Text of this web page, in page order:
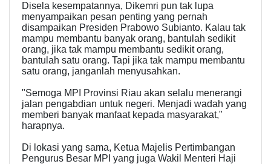
Disela kesempatannya, Dikemri pun tak lupa
menyampaikan pesan penting yang pernah
disampaikan Presiden Prabowo Subianto. Kalau tak
mampu membantu banyak orang, bantulah sedikit
orang, jika tak mampu membantu sedikit orang,
bantulah satu orang. Tapi jika tak mampu membantu
satu orang, janganlah menyusahkan.
"Semoga MPI Provinsi Riau akan selalu menerangi
jalan pengabdian untuk negeri. Menjadi wadah yang
memberi banyak manfaat kepada masyarakat,"
harapnya.
Di lokasi yang sama, Ketua Majelis Pertimbangan
Pengurus Besar MPI yang juga Wakil Menteri Haji